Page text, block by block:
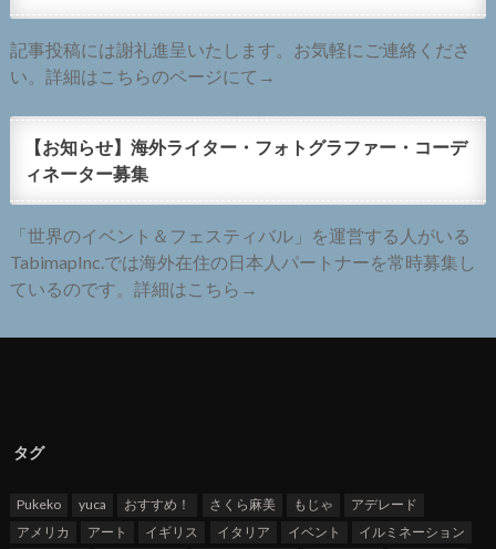
記事投稿には謝礼進呈いたします。お気軽にご連絡くださ
い。詳細はこちらのページにて→
【お知らせ】海外ライター・フォトグラファー・コーデ
ィネーター募集
「世界のイベント＆フェスティバル」を運営する人がいる
TabimapInc.では海外在住の日本人パートナーを常時募集し
ているのです。詳細はこちら→
タグ
Pukeko yuca おすすめ！ さくら麻美 もじゃ
アデレード
アメリカ
アート イギリス イタリア イベント
イルミネーション